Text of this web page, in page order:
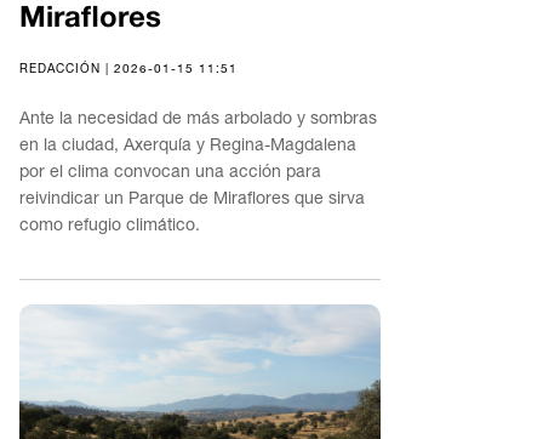
Miraflores
REDACCIÓN | 2026-01-15 11:51
Ante la necesidad de más arbolado y sombras
en la ciudad, Axerquía y Regina-Magdalena
por el clima convocan una acción para
reivindicar un Parque de Miraflores que sirva
como refugio climático.